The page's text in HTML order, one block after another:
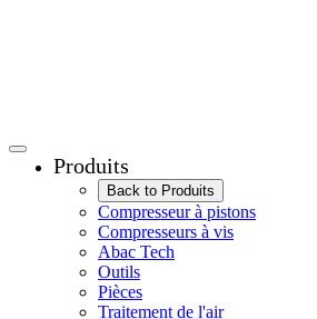
Produits
Back to Produits
Compresseur à pistons
Compresseurs à vis
Abac Tech
Outils
Pièces
Traitement de l'air